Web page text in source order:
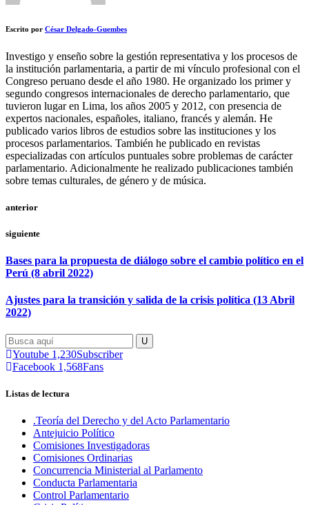
Escrito por César Delgado-Guembes
Investigo y enseño sobre la gestión representativa y los procesos de
la institución parlamentaria, a partir de mi vínculo profesional con el
Congreso peruano desde el año 1980. He organizado los primer y
segundo congresos internacionales de derecho parlamentario, que
tuvieron lugar en Lima, los años 2005 y 2012, con presencia de
expertos nacionales, españoles, italiano, francés y alemán. He
publicado varios libros de estudios sobre las instituciones y los
procesos parlamentarios. También he publicado en revistas
especializadas con artículos puntuales sobre problemas de carácter
parlamentario. Adicionalmente he realizado publicaciones también
sobre temas culturales, de género y de música.
anterior
siguiente
Bases para la propuesta de diálogo sobre el cambio político en el
Perú (8 abril 2022)
Ajustes para la transición y salida de la crisis política (13 Abril
2022)
Youtube 1,230Subscriber
Facebook 1,568Fans
Listas de lectura
.Teoría del Derecho y del Acto Parlamentario
Antejuicio Político
Comisiones Investigadoras
Comisiones Ordinarias
Concurrencia Ministerial al Parlamento
Conducta Parlamentaria
Control Parlamentario